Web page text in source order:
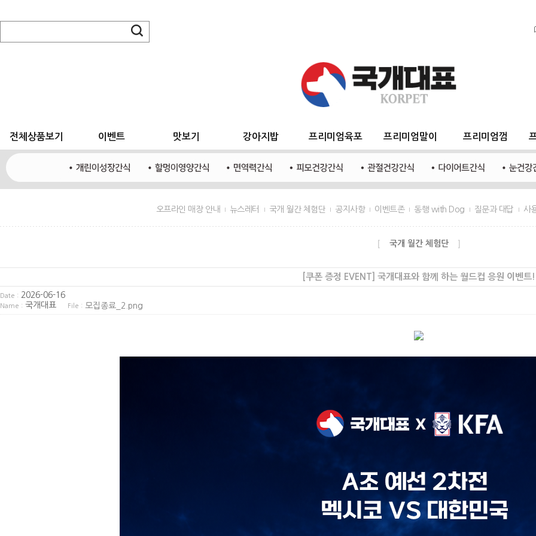
전체상품보기 이벤트 맛보기 강아지밥 프리미엄육포 프리미엄말이 프리미엄껌
오프라인 매장 안내 뉴스레터 국개 월간 체험단 공지사항 이벤트존 동행 with Dog 질문과 대답 사
국개 월간 체험단
[쿠폰 증정 EVENT] 국개대표와 함께 하는 월드컵 응원 이벤트!
Date : 2026-06-16
Name : 국개대표 File : 모집종료_2.png